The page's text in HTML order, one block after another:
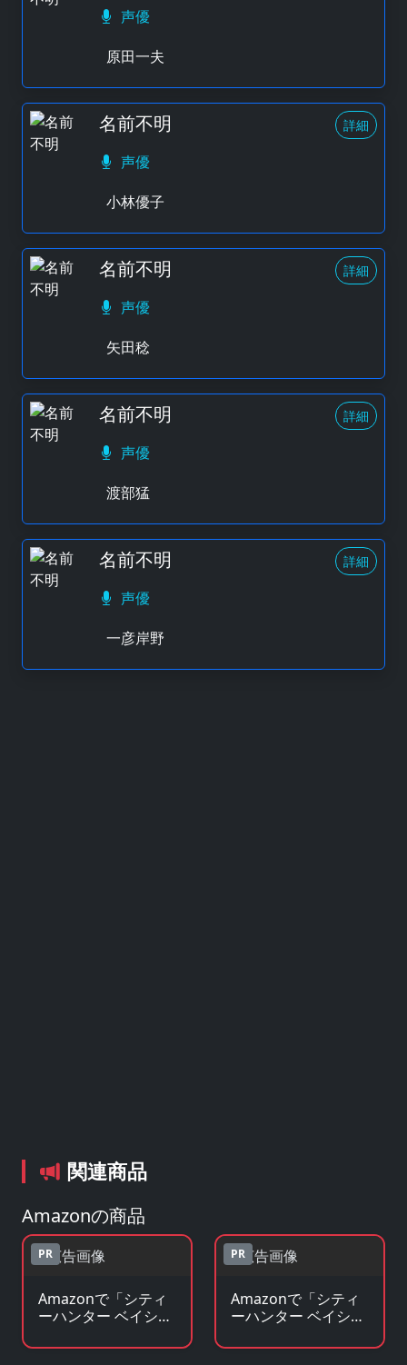
声優
原田一夫
名前不明 詳細
声優
小林優子
名前不明 詳細
声優
矢田稔
名前不明 詳細
声優
渡部猛
名前不明 詳細
声優
一彦岸野
関連商品
Amazonの商品
PR
Amazonで「シティ
ーハンター ベイシテ
ray・DVDを見る
PR
Amazonで「シティ
ーハンター ベイシテ
コミックを見る